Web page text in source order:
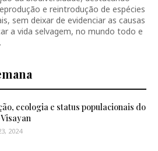
e reintrodução de espécies
sem deixar de evidenciar as causas
a vida selvagem, no mundo todo e
ecologia e status populacionais do
2024